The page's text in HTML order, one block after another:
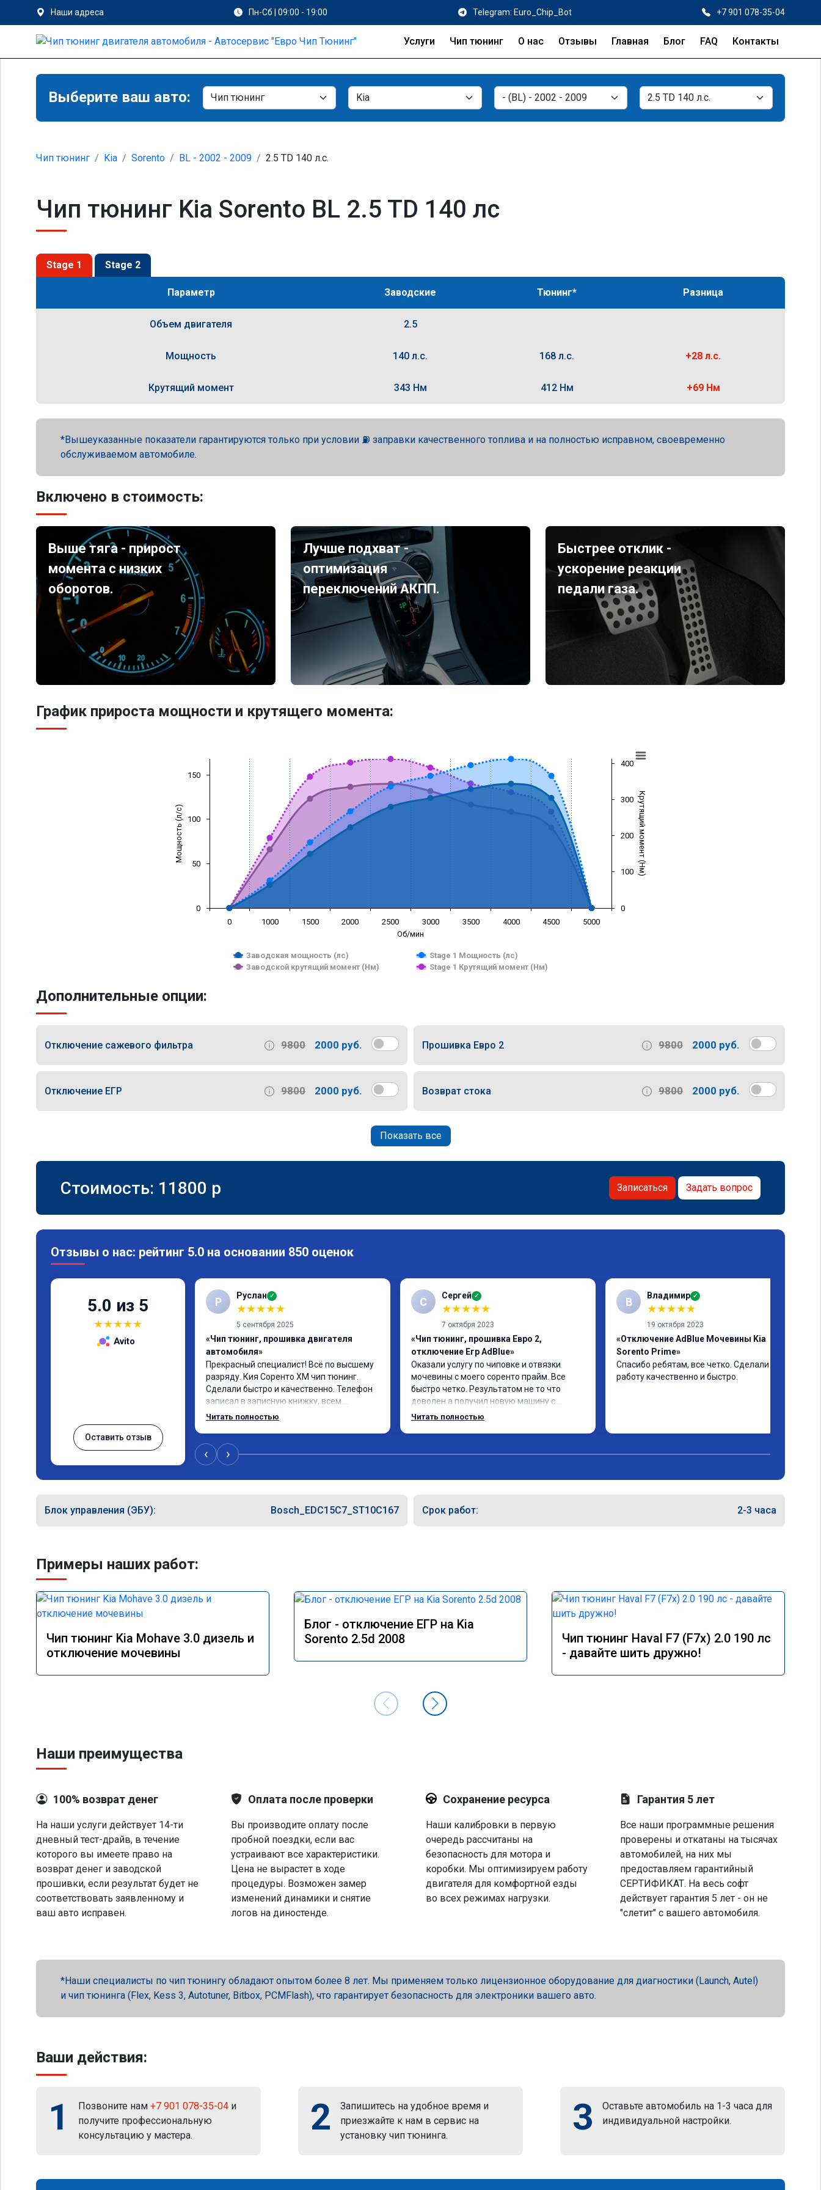
Наши адреса Пн-Сб | 09:00 - 19:00 Telegram: Euro_Chip_Bot +7 901 078-35-04
Услуги Чип тюнинг О нас Отзывы Главная Блог FAQ Контакты
Выберите ваш авто:
Чип тюнинг Kia Sorento BL - 2002 - 2009 2.5 TD 140 л.с.
Чип тюнинг Kia Sorento BL 2.5 TD 140 лс
Stage 1 Stage 2
Параметр Заводские Тюнинг* Разница
Объем двигателя 2.5
Мощность 140 л.с. 168 л.с. +28 л.с.
Крутящий момент 343 Нм 412 Нм +69 Нм
Вышеуказанные показатели гарантируются только при условии ⛽ заправки качественного топлива и на полностью исправном, своевременно
обслуживаемом автомобиле.
Включено в стоимость:
Выше тяга - прирост
момента с низких
оборотов.
Лучше подхват -
оптимизация
переключений АКПП.
Быстрее отклик -
ускорение реакции
педали газа.
График прироста мощности и крутящего момента:
Об/мин
Мощность (л/с) Крутящий момент (Нм)
Заводская мощность (лс)
Stage 1 Мощность (лс)
Заводской крутящий момент (Нм)
Stage 1 Крутящий момент (Нм)
0 1000 1500 2000 2500 3000 3500 4000 4500 5000
0
50
100
150
0
100
200
300
400
Дополнительные опции:
Отключение сажевого фильтра 9800 2000 руб. Прошивка Евро 2 9800 2000 руб.
Отключение ЕГР 9800 2000 руб. Возврат стока 9800 2000 руб.
Показать все
Стоимость: 11800 p Записаться Задать вопрос
Отзывы о нас: рейтинг 5.0 на основании 850 оценок
5.0 из 5
★★★★★
Avito
Оставить отзыв
Р Руслан ✓
★★★★★
5 сентября 2025
«Чип тюнинг, прошивка двигателя
автомобиля»
Прекрасный специалист! Всё по высшему
разряду. Кия Соренто XM чип тюнинг.
Сделали быстро и качественно. Телефон
записал в записную книжку, всем
рекомендую! Еще вот поеду в ближайшее
Читать полностью
С Сергей ✓
★★★★★
7 октября 2023
«Чип тюнинг, прошивка Евро 2,
отключение Егр AdBlue»
Оказали услугу по чиповке и отвязки
мочевины с моего соренто прайм. Все
быстро четко. Результатом не то что
доволен а получил новую машину с
отличным откликом. Доволен как слон.
Читать полностью
В Владимир ✓
★★★★★
19 октября 2023
«Отключение AdBlue Мочевины Kia
Sorento Prime»
Спасибо ребятам, все четко. Сделали всю
работу качественно и быстро.
‹ ›
Блок управления (ЭБУ): Bosch_EDC15C7_ST10C167 Срок работ: 2-3 часа
Примеры наших работ:
Чип тюнинг Kia Mohave 3.0 дизель и
отключение мочевины
Блог - отключение ЕГР на Kia
Sorento 2.5d 2008
Чип тюнинг Haval F7 (F7x) 2.0 190 лс
- давайте шить дружно!
Наши преимущества
100% возврат денег
На наши услуги действует 14-ти
дневный тест-драйв, в течение
которого вы имеете право на
возврат денег и заводской
прошивки, если результат будет не
соответствовать заявленному и
ваш авто исправен.
Оплата после проверки
Вы производите оплату после
пробной поездки, если вас
устраивают все характеристики.
Цена не вырастет в ходе
процедуры. Возможен замер
изменений динамики и снятие
логов на диностенде.
Сохранение ресурса
Наши калибровки в первую
очередь рассчитаны на
безопасность для мотора и
коробки. Мы оптимизируем работу
двигателя для комфортной езды
во всех режимах нагрузки.
Гарантия 5 лет
Все наши программные решения
проверены и откатаны на тысячах
автомобилей, на них мы
предоставляем гарантийный
СЕРТИФИКАТ. На весь софт
действует гарантия 5 лет - он не
"слетит" с вашего автомобиля.
Наши специалисты по чип тюнингу обладают опытом более 8 лет. Мы применяем только лицензионное оборудование для диагностики (Launch, Autel)
и чип тюнинга (Flex, Kess 3, Autotuner, Bitbox, PCMFlash), что гарантирует безопасность для электроники вашего авто.
Ваши действия:
1 Позвоните нам +7 901 078-35-04 и
получите профессиональную
консультацию у мастера.
2
Запишитесь на удобное время и
приезжайте к нам в сервис на
установку чип тюнинга.
3
Оставьте автомобиль на 1-3 часа для
индивидуальной настройки.